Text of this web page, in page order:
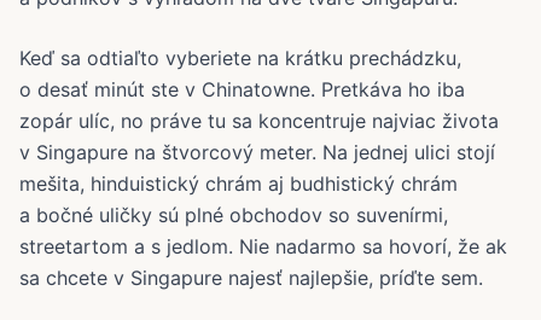
Keď sa odtiaľto vyberiete na krátku prechádzku,
o desať minút ste v Chinatowne. Pretkáva ho iba
zopár ulíc, no práve tu sa koncentruje najviac života
v Singapure na štvorcový meter. Na jednej ulici stojí
mešita, hinduistický chrám aj budhistický chrám
a bočné uličky sú plné obchodov so suvenírmi,
streetartom a s jedlom. Nie nadarmo sa hovorí, že ak
sa chcete v Singapure najesť najlepšie, príďte sem.